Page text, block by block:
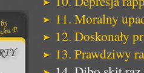
11. Moralny
12. Doskonały
13. Prawdziwy